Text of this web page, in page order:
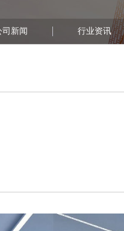
司新闻 行业资讯